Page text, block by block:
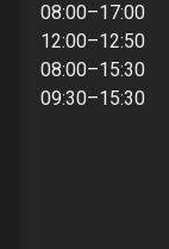
08:00–17:00
12:00–12:50
08:00–15:30
09:30–15:30